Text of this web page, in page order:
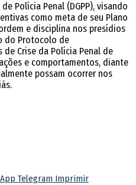
Polícia Penal (DGPP), visando
como meta de seu Plano
e disciplina nos presídios
do Protocolo de
de Crise da Polícia Penal de
e comportamentos, diante
possam ocorrer nos
Telegram Imprimir